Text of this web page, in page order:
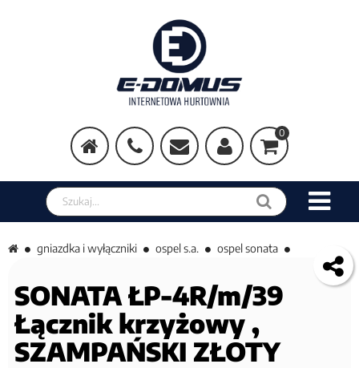
0
Szukaj w sklepie
gniazdka i wyłączniki ospel s.a. ospel sonata
SONATA ŁP-4R/m/39
Łącznik krzyżowy ,
SZAMPAŃSKI ZŁOTY